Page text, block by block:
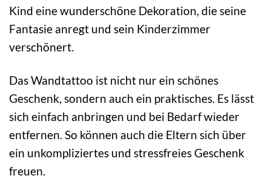
Kind eine wunderschöne Dekoration, die seine
Fantasie anregt und sein Kinderzimmer
verschönert.
Das Wandtattoo ist nicht nur ein schönes
Geschenk, sondern auch ein praktisches. Es lässt
sich einfach anbringen und bei Bedarf wieder
entfernen. So können auch die Eltern sich über
ein unkompliziertes und stressfreies Geschenk
freuen.